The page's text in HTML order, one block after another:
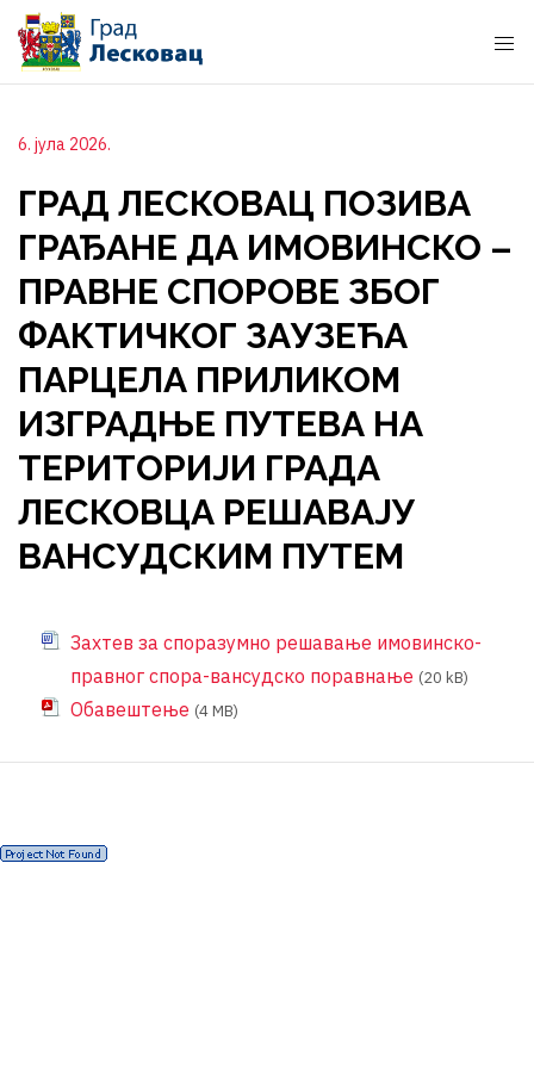
6. јула 2026.
ГРАД ЛЕСКОВАЦ ПОЗИВА
ГРАЂАНЕ ДА ИМОВИНСКО –
ПРАВНЕ СПОРОВЕ ЗБОГ
ФАКТИЧКОГ ЗАУЗЕЋА
ПАРЦЕЛА ПРИЛИКОМ
ИЗГРАДЊЕ ПУТЕВА НА
ТЕРИТОРИЈИ ГРАДА
ЛЕСКОВЦА РЕШАВАЈУ
ВАНСУДСКИМ ПУТЕМ
Захтев за споразумно решавање имовинско-
правног спора-вансудско поравнање (20 kB)
Обавештење (4 MB)